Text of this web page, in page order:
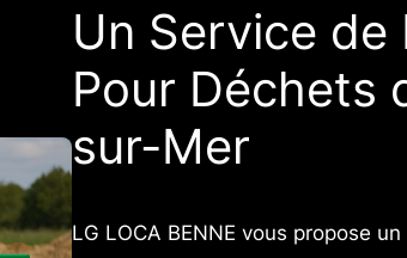
Un Service
Pour Déchets
sur-Mer
LG LOCA BENNE vous propose